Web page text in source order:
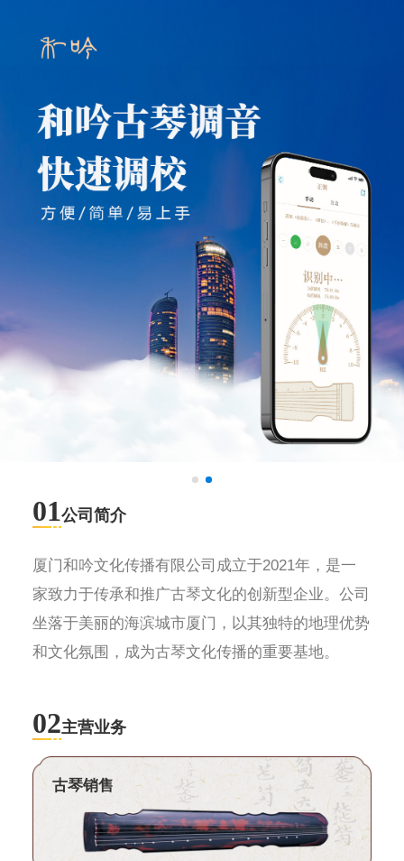
01公司简介
厦门和吟文化传播有限公司成立于2021年，是一
家致力于传承和推广古琴文化的创新型企业。公司
坐落于美丽的海滨城市厦门，以其独特的地理优势
和文化氛围，成为古琴文化传播的重要基地。
02主营业务
古琴销售